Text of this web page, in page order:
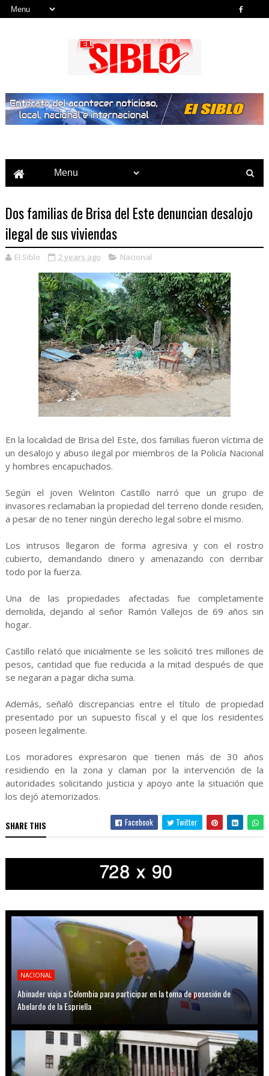
Dos familias de Brisa del Este denuncian desalojo
ilegal de sus viviendas
El Siblo 2 years ago Nacional
En la localidad de Brisa del Este, dos familias fueron víctima de
un desalojo y abuso ilegal por miembros de la Policía Nacional
y hombres encapuchados.
Según el joven Welinton Castillo narró que un grupo de
invasores reclamaban la propiedad del terreno donde residen,
a pesar de no tener ningún derecho legal sobre el mismo.
Los intrusos llegaron de forma agresiva y con el rostro
cubierto, demandando dinero y amenazando con derribar
todo por la fuerza.
Una de las propiedades afectadas fue completamente
demolida, dejando al señor Ramón Vallejos de 69 años sin
hogar.
Castillo relató que inicialmente se les solicitó tres millones de
pesos, cantidad que fue reducida a la mitad después de que
se negaran a pagar dicha suma.
Además, señaló discrepancias entre el título de propiedad
presentado por un supuesto fiscal y el que los residentes
poseen legalmente.
Los moradores expresaron que tienen más de 30 años
residiendo en la zona y claman por la intervención de la
autoridades solicitando justicia y apoyo ante la situación que
los dejó atemorizados.
SHARE THIS Facebook Twitter
NACIONAL
Abinader viaja a Colombia para participar en la toma de posesión de
Abelardo de la Espriella